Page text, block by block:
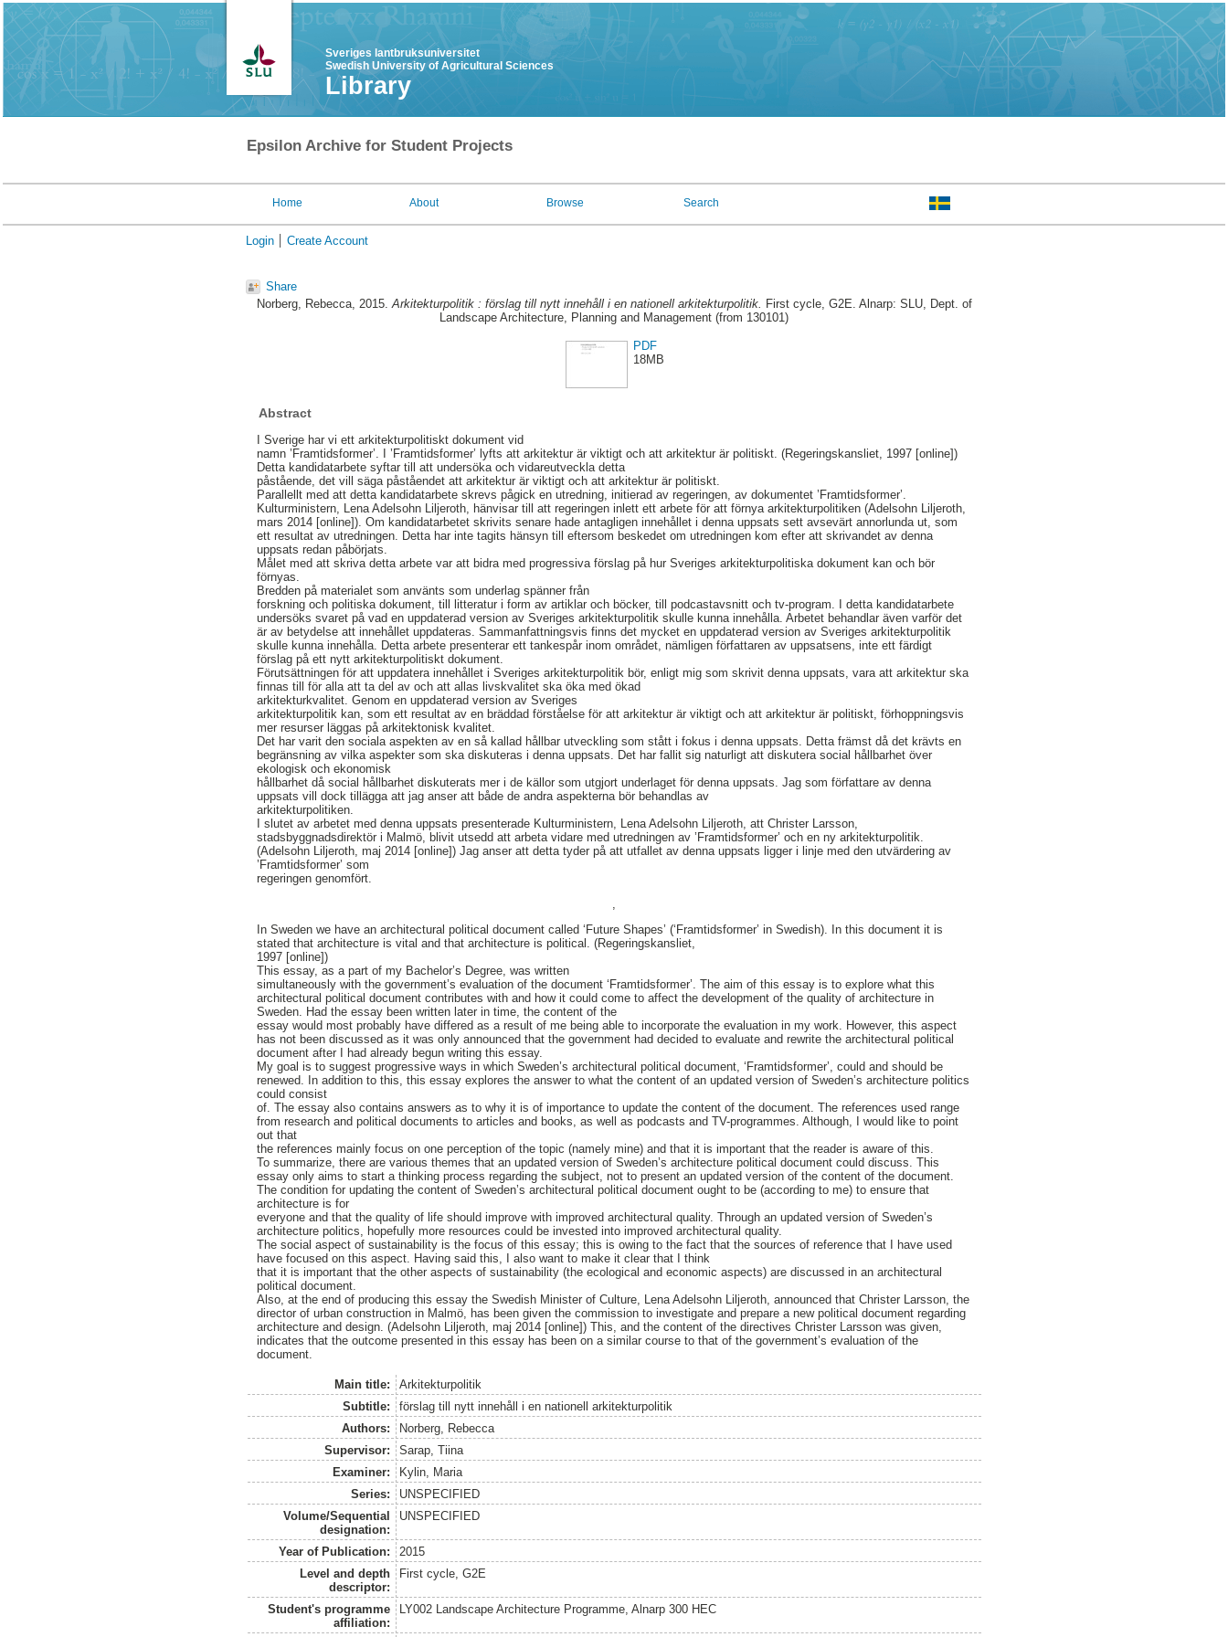
Sveriges lantbruksuniversitet
Swedish University of Agricultural Sciences
Library
Epsilon Archive for Student Projects
Home About Browse Search
Login Create Account
Share
Norberg, Rebecca, 2015.Arkitekturpolitik : förslag till nytt innehåll i en nationell arkitekturpolitik. First cycle, G2E. Alnarp: SLU, Dept. of
Landscape Architecture, Planning and Management (from 130101)
PDF
18MB
Abstract
I Sverige har vi ett arkitekturpolitiskt dokument vid
namn ’Framtidsformer’. I ’Framtidsformer’ lyfts att arkitektur är viktigt och att arkitektur är politiskt. (Regeringskansliet, 1997 [online])
Detta kandidatarbete syftar till att undersöka och vidareutveckla detta
påstående, det vill säga påståendet att arkitektur är viktigt och att arkitektur är politiskt.
Parallellt med att detta kandidatarbete skrevs pågick en utredning, initierad av regeringen, av dokumentet ’Framtidsformer’.
Kulturministern, Lena Adelsohn Liljeroth, hänvisar till att regeringen inlett ett arbete för att förnya arkitekturpolitiken (Adelsohn Liljeroth,
mars 2014 [online]). Om kandidatarbetet skrivits senare hade antagligen innehållet i denna uppsats sett avsevärt annorlunda ut, som
ett resultat av utredningen. Detta har inte tagits hänsyn till eftersom beskedet om utredningen kom efter att skrivandet av denna
uppsats redan påbörjats.
Målet med att skriva detta arbete var att bidra med progressiva förslag på hur Sveriges arkitekturpolitiska dokument kan och bör
förnyas.
Bredden på materialet som använts som underlag spänner från
forskning och politiska dokument, till litteratur i form av artiklar och böcker, till podcastavsnitt och tv-program. I detta kandidatarbete
undersöks svaret på vad en uppdaterad version av Sveriges arkitekturpolitik skulle kunna innehålla. Arbetet behandlar även varför det
är av betydelse att innehållet uppdateras. Sammanfattningsvis finns det mycket en uppdaterad version av Sveriges arkitekturpolitik
skulle kunna innehålla. Detta arbete presenterar ett tankespår inom området, nämligen författaren av uppsatsens, inte ett färdigt
förslag på ett nytt arkitekturpolitiskt dokument.
Förutsättningen för att uppdatera innehållet i Sveriges arkitekturpolitik bör, enligt mig som skrivit denna uppsats, vara att arkitektur ska
finnas till för alla att ta del av och att allas livskvalitet ska öka med ökad
arkitekturkvalitet. Genom en uppdaterad version av Sveriges
arkitekturpolitik kan, som ett resultat av en bräddad förståelse för att arkitektur är viktigt och att arkitektur är politiskt, förhoppningsvis
mer resurser läggas på arkitektonisk kvalitet.
Det har varit den sociala aspekten av en så kallad hållbar utveckling som stått i fokus i denna uppsats. Detta främst då det krävts en
begränsning av vilka aspekter som ska diskuteras i denna uppsats. Det har fallit sig naturligt att diskutera social hållbarhet över
ekologisk och ekonomisk
hållbarhet då social hållbarhet diskuterats mer i de källor som utgjort underlaget för denna uppsats. Jag som författare av denna
uppsats vill dock tillägga att jag anser att både de andra aspekterna bör behandlas av
arkitekturpolitiken.
I slutet av arbetet med denna uppsats presenterade Kulturministern, Lena Adelsohn Liljeroth, att Christer Larsson,
stadsbyggnadsdirektör i Malmö, blivit utsedd att arbeta vidare med utredningen av ’Framtidsformer’ och en ny arkitekturpolitik.
(Adelsohn Liljeroth, maj 2014 [online]) Jag anser att detta tyder på att utfallet av denna uppsats ligger i linje med den utvärdering av
’Framtidsformer’ som
regeringen genomfört.
In Sweden we have an architectural political document called ‘Future Shapes’ (‘Framtidsformer’ in Swedish). In this document it is
stated that architecture is vital and that architecture is political. (Regeringskansliet,
1997 [online])
This essay, as a part of my Bachelor’s Degree, was written
simultaneously with the government’s evaluation of the document ‘Framtidsformer’. The aim of this essay is to explore what this
architectural political document contributes with and how it could come to affect the development of the quality of architecture in
Sweden. Had the essay been written later in time, the content of the
essay would most probably have differed as a result of me being able to incorporate the evaluation in my work. However, this aspect
has not been discussed as it was only announced that the government had decided to evaluate and rewrite the architectural political
document after I had already begun writing this essay.
My goal is to suggest progressive ways in which Sweden’s architectural political document, ‘Framtidsformer’, could and should be
renewed. In addition to this, this essay explores the answer to what the content of an updated version of Sweden’s architecture politics
could consist
of. The essay also contains answers as to why it is of importance to update the content of the document. The references used range
from research and political documents to articles and books, as well as podcasts and TV-programmes. Although, I would like to point
out that
the references mainly focus on one perception of the topic (namely mine) and that it is important that the reader is aware of this.
To summarize, there are various themes that an updated version of Sweden’s architecture political document could discuss. This
essay only aims to start a thinking process regarding the subject, not to present an updated version of the content of the document.
The condition for updating the content of Sweden’s architectural political document ought to be (according to me) to ensure that
architecture is for
everyone and that the quality of life should improve with improved architectural quality. Through an updated version of Sweden’s
architecture politics, hopefully more resources could be invested into improved architectural quality.
The social aspect of sustainability is the focus of this essay; this is owing to the fact that the sources of reference that I have used
have focused on this aspect. Having said this, I also want to make it clear that I think
that it is important that the other aspects of sustainability (the ecological and economic aspects) are discussed in an architectural
political document.
Also, at the end of producing this essay the Swedish Minister of Culture, Lena Adelsohn Liljeroth, announced that Christer Larsson, the
director of urban construction in Malmö, has been given the commission to investigate and prepare a new political document regarding
architecture and design. (Adelsohn Liljeroth, maj 2014 [online]) This, and the content of the directives Christer Larsson was given,
indicates that the outcome presented in this essay has been on a similar course to that of the government’s evaluation of the
document.
Main title:
Arkitekturpolitik
Subtitle:
förslag till nytt innehåll i en nationell arkitekturpolitik
Authors:
Norberg, Rebecca
Supervisor:
Sarap, Tiina
Examiner:
Kylin, Maria
Series:
UNSPECIFIED
Volume/Sequential
designation:
UNSPECIFIED
Year of Publication:
2015
Level and depth
descriptor:
First cycle, G2E
Student's programme
affiliation:
LY002 Landscape Architecture Programme, Alnarp 300 HEC